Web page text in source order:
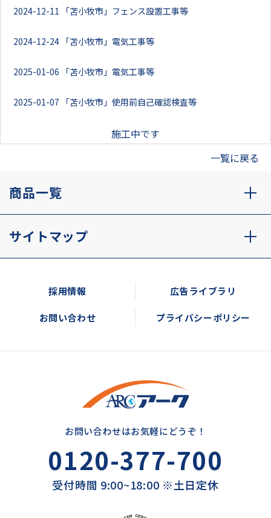
2024-12-11 「苫小牧市」フェンス設置工事等
2024-12-24 「苫小牧市」電気工事等
2025-01-06 「苫小牧市」電気工事等
2025-01-07 「苫小牧市」使用前自己確認検査等
施工中です
一覧に戻る
商品一覧
サイトマップ
採用情報 広告ライブラリ
お問い合わせ プライバシーポリシー
お問い合わせはお気軽にどうぞ！
0120-377-700
受付時間 9:00~18:00 ※土日定休